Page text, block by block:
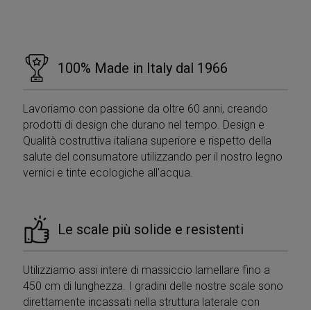
100% Made in Italy dal 1966
Lavoriamo con passione da oltre 60 anni, creando
prodotti di design che durano nel tempo. Design e
Qualità costruttiva italiana superiore e rispetto della
salute del consumatore utilizzando per il nostro legno
vernici e tinte ecologiche all'acqua.
Le scale più solide e resistenti
Utilizziamo assi intere di massiccio lamellare fino a
450 cm di lunghezza. I gradini delle nostre scale sono
direttamente incassati nella struttura laterale con